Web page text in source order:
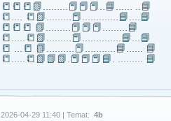
📒📒📒📗………📕📕📕..📘…… ..📘
📒…. 📒📗………📕………….📘….📘
📒📒📒 📗………📕📕📕………📘
📒…..📒📗………📕…………..📘…📘
📒 …📒 📗……….📕………..📘…… 📘
📒…..📒📗📗📗.📕📕📕📘. ……… 📘
2026-04-29 11:40 | Temat: 4b